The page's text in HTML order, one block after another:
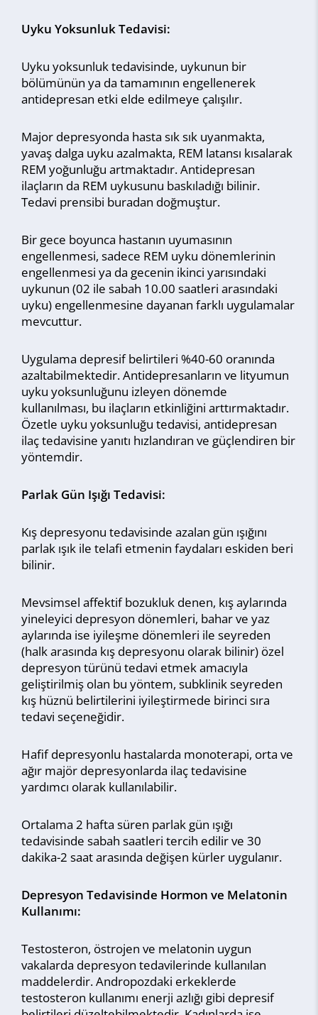
Uyku Yoksunluk Tedavisi:
Uyku yoksunluk tedavisinde, uykunun bir
bölümünün ya da tamamının engellenerek
antidepresan etki elde edilmeye çalışılır.
Major depresyonda hasta sık sık uyanmakta,
yavaş dalga uyku azalmakta, REM latansı kısalarak
REM yoğunluğu artmaktadır. Antidepresan
ilaçların da REM uykusunu baskıladığı bilinir.
Tedavi prensibi buradan doğmuştur.
Bir gece boyunca hastanın uyumasının
engellenmesi, sadece REM uyku dönemlerinin
engellenmesi ya da gecenin ikinci yarısındaki
uykunun (02 ile sabah 10.00 saatleri arasındaki
uyku) engellenmesine dayanan farklı uygulamalar
mevcuttur.
Uygulama depresif belirtileri %40-60 oranında
azaltabilmektedir. Antidepresanların ve lityumun
uyku yoksunluğunu izleyen dönemde
kullanılması, bu ilaçların etkinliğini arttırmaktadır.
Özetle uyku yoksunluğu tedavisi, antidepresan
ilaç tedavisine yanıtı hızlandıran ve güçlendiren bir
yöntemdir.
Parlak Gün Işığı Tedavisi:
Kış depresyonu tedavisinde azalan gün ışığını
parlak ışık ile telafi etmenin faydaları eskiden beri
bilinir.
Mevsimsel affektif bozukluk denen, kış aylarında
yineleyici depresyon dönemleri, bahar ve yaz
aylarında ise iyileşme dönemleri ile seyreden
(halk arasında kış depresyonu olarak bilinir) özel
depresyon türünü tedavi etmek amacıyla
geliştirilmiş olan bu yöntem, subklinik seyreden
kış hüznü belirtilerini iyileştirmede birinci sıra
tedavi seçeneğidir.
Hafif depresyonlu hastalarda monoterapi, orta ve
ağır majör depresyonlarda ilaç tedavisine
yardımcı olarak kullanılabilir.
Ortalama 2 hafta süren parlak gün ışığı
tedavisinde sabah saatleri tercih edilir ve 30
dakika-2 saat arasında değişen kürler uygulanır.
Depresyon Tedavisinde Hormon ve Melatonin
Kullanımı:
Testosteron, östrojen ve melatonin uygun
vakalarda depresyon tedavilerinde kullanılan
maddelerdir. Andropozdaki erkeklerde
testosteron kullanımı enerji azlığı gibi depresif